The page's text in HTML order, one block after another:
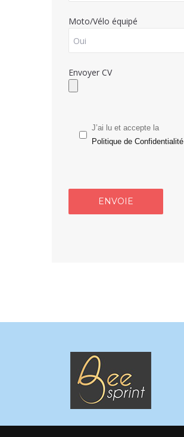
Moto/Vélo équipé
Envoyer CV
J’ai lu et accepte la
Politique de Confidentialité